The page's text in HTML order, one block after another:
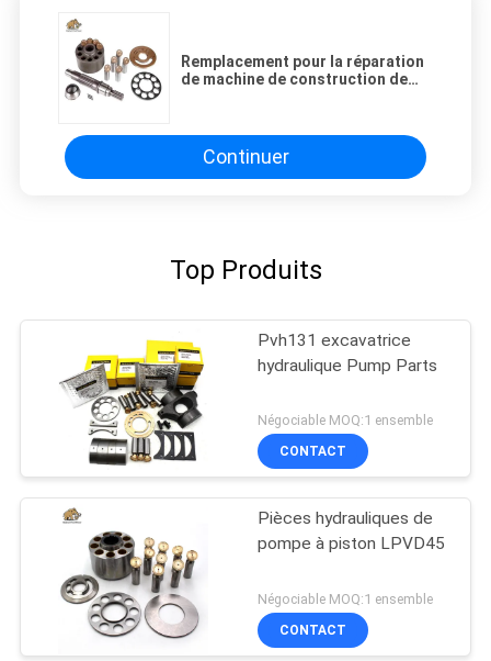
Remplacement pour la réparation
de machine de construction de
Continuer
Top Produits
Pvh131 excavatrice
hydraulique Pump Parts
Négociable MOQ:1 ensemble
CONTACT
Pièces hydrauliques de
pompe à piston LPVD45
Négociable MOQ:1 ensemble
CONTACT